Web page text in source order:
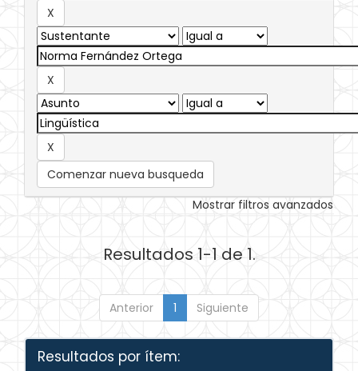
Comenzar nueva busqueda
Mostrar filtros avanzados
Resultados 1-1 de 1.
Anterior 1 Siguiente
Resultados por ítem: